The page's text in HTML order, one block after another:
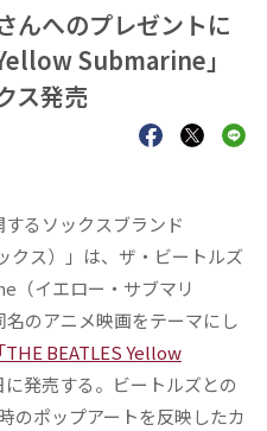
んへのプレゼントに
Submarine」
ス発売
るソックスブランド
クス）」は、ザ・ビートルズ
（イエロー・サブマリ
のアニメ映画をテーマにし
「THE BEATLES Yellow
に発売する。ビートルズとの
のポップアートを反映したカ